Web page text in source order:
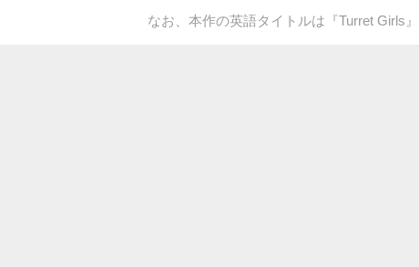
なお、本作の英語タイトルは『Turret Girls